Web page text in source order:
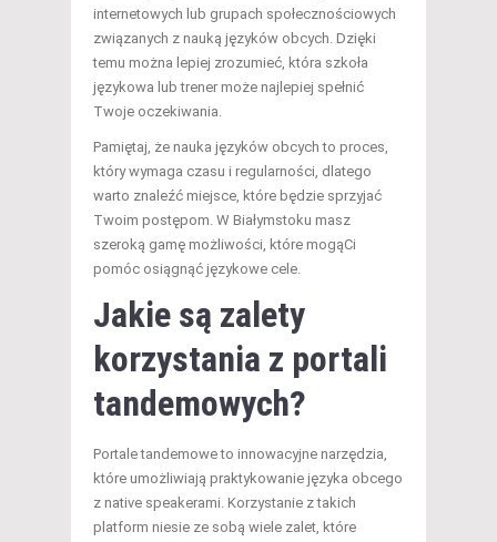
internetowych lub grupach społecznościowych
związanych z nauką języków obcych. Dzięki
temu można lepiej zrozumieć, która szkoła
językowa lub trener może najlepiej spełnić
Twoje oczekiwania.
Pamiętaj, że nauka języków obcych to proces,
który wymaga czasu i regularności, dlatego
warto znaleźć miejsce, które będzie sprzyjać
Twoim postępom. W Białymstoku masz
szeroką gamę możliwości, które mogąCi
pomóc osiągnąć językowe cele.
Jakie są zalety
korzystania z portali
tandemowych?
Portale tandemowe to innowacyjne narzędzia,
które umożliwiają praktykowanie języka obcego
z native speakerami. Korzystanie z takich
platform niesie ze sobą wiele zalet, które